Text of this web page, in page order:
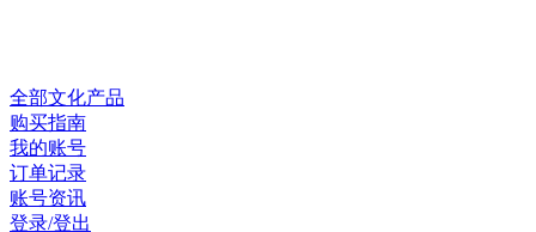
全部文化产品
购买指南
我的账号
订单记录
账号资讯
登录/登出